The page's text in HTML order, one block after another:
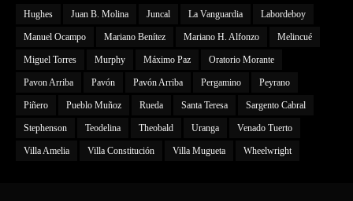
Hughes Juan B. Molina Juncal La Vanguardia Labordeboy
Manuel Ocampo Mariano Benítez Mariano H. Alfonzo Melincué
Miguel Torres Murphy Máximo Paz Oratorio Morante
Pavon Arriba Pavón Pavón Arriba Pergamino Peyrano
Piñero Pueblo Muñoz Rueda Santa Teresa Sargento Cabral
Stephenson Teodelina Theobald Uranga Venado Tuerto
Villa Amelia Villa Constitución Villa Mugueta Wheelwright